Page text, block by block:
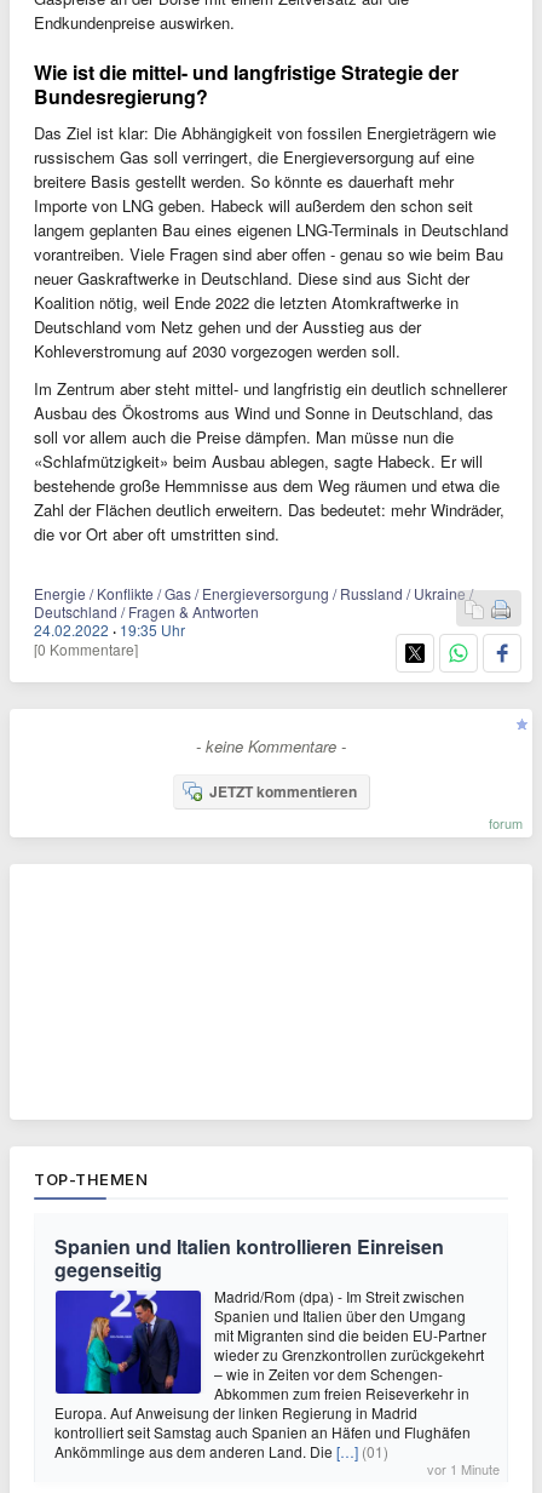
Endkundenpreise auswirken.
Wie ist die mittel- und langfristige Strategie der
Bundesregierung?
Das Ziel ist klar: Die Abhängigkeit von fossilen Energieträgern wie
russischem Gas soll verringert, die Energieversorgung auf eine
breitere Basis gestellt werden. So könnte es dauerhaft mehr
Importe von LNG geben. Habeck will außerdem den schon seit
langem geplanten Bau eines eigenen LNG-Terminals in Deutschland
vorantreiben. Viele Fragen sind aber offen - genau so wie beim Bau
neuer Gaskraftwerke in Deutschland. Diese sind aus Sicht der
Koalition nötig, weil Ende 2022 die letzten Atomkraftwerke in
Deutschland vom Netz gehen und der Ausstieg aus der
Kohleverstromung auf 2030 vorgezogen werden soll.
Im Zentrum aber steht mittel- und langfristig ein deutlich schnellerer
Ausbau des Ökostroms aus Wind und Sonne in Deutschland, das
soll vor allem auch die Preise dämpfen. Man müsse nun die
«Schlafmützigkeit» beim Ausbau ablegen, sagte Habeck. Er will
bestehende große Hemmnisse aus dem Weg räumen und etwa die
Zahl der Flächen deutlich erweitern. Das bedeutet: mehr Windräder,
die vor Ort aber oft umstritten sind.
Energie / Konflikte / Gas / Energieversorgung / Russland / Ukraine /
Deutschland / Fragen & Antworten
24.02.2022 · 19:35 Uhr
[0 Kommentare]
- keine Kommentare -
JETZT kommentieren
forum
TOP-THEMEN
Spanien und Italien kontrollieren Einreisen
gegenseitig
Madrid/Rom (dpa) - Im Streit zwischen
Spanien und Italien über den Umgang
mit Migranten sind die beiden EU-Partner
wieder zu Grenzkontrollen zurückgekehrt
– wie in Zeiten vor dem Schengen-
Abkommen zum freien Reiseverkehr in
Europa. Auf Anweisung der linken Regierung in Madrid
kontrolliert seit Samstag auch Spanien an Häfen und Flughäfen
Ankömmlinge aus dem anderen Land. Die […] (01)
vor 1 Minute